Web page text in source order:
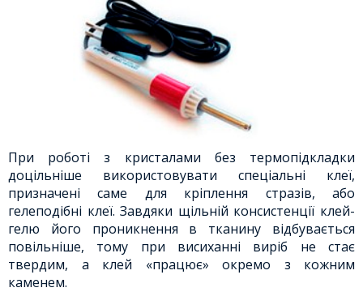
При роботі з кристалами без термопідкладки
доцільніше використовувати спеціальні клеї,
призначені саме для кріплення стразів, або
гелеподібні клеї. Завдяки щільній консистенції клей-
гелю його проникнення в тканину відбувається
повільніше, тому при висиханні виріб не стає
твердим, а клей «працює» окремо з кожним
каменем.